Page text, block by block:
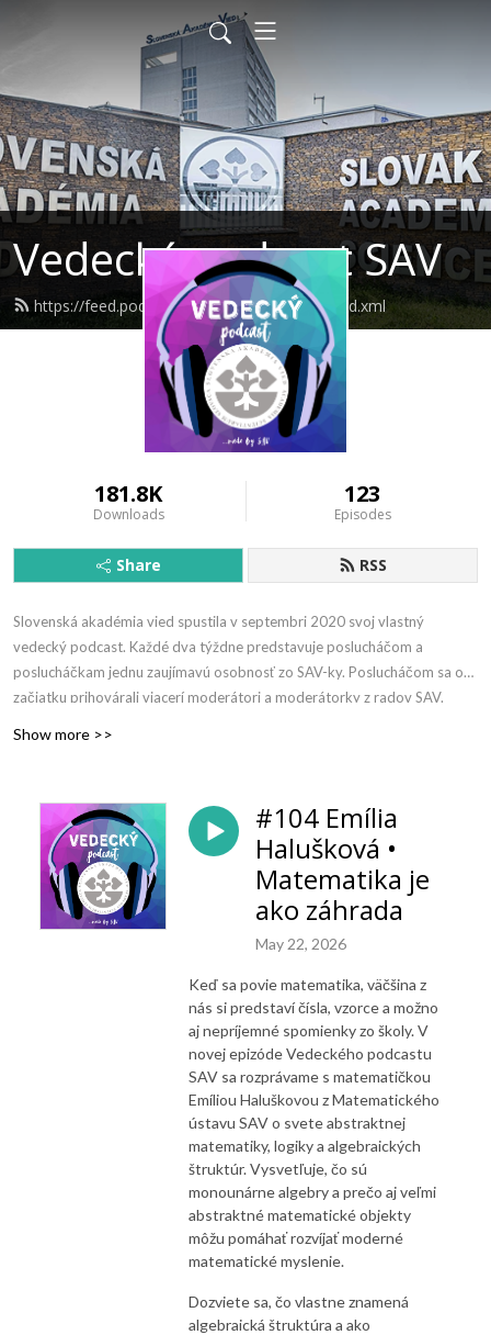
Vedecký podcast SAV
https://feed.podbean.com/akademiavied/feed.xml
181.8K
Downloads
123
Episodes
Share RSS
Slovenská akadémia vied spustila v septembri 2020 svoj vlastný
vedecký podcast. Každé dva týždne predstavuje poslucháčom a
poslucháčkam jednu zaujímavú osobnosť zo SAV-ky. Poslucháčom sa od
začiatku prihovárali viacerí moderátori a moderátorky z radov SAV.
antropológie SAV, v. v. i., a Peter Boháč z Ústavu anorganickej chémie
SAV, v. v. i. Moderátorov v tretej sérii podcastu doplnila Klara Kohoutová
z Centra spoločenských a psychologických vied SAV, v. v. i., ktorá
prinášala podcasty z prostredia vedeckých pracovísk v Košiciach,
Zvolene a Starej Lesnej. Vo štvrtej sérii sme podcast začali nahrávať v
nových priestoroch, v nahrávacom štúdiu SAV a pribudla ďalšia technická
kanála SAV. Od januára 2026 je moderátorom podcastu vedec,
anorganický chemik Peter Boháč.
Na Slovenskej akadémii vied pôsobia úžasní vedci a vedkyne a pracujú
na zaujímavých témach aj v špičkových svetových tímoch. Započúvajte
sa do ich príbehov a spoznajte ich fascinujúce výskumy.
Ak sa s nami chcete spojiť, zanechať nám svoj odkaz, podnet,
pripomienku či pozdrav, môžete tak urobiť na adrese
Show more >>
#104 Emília
Halušková •
Matematika je
ako záhrada
May 22, 2026
Keď sa povie matematika, väčšina z
nás si predstaví čísla, vzorce a možno
aj nepríjemné spomienky zo školy. V
novej epizóde Vedeckého podcastu
SAV sa rozprávame s matematičkou
Emíliou Haluškovou z Matematického
ústavu SAV o svete abstraktnej
matematiky, logiky a algebraických
štruktúr. Vysvetľuje, čo sú
monounárne algebry a prečo aj veľmi
abstraktné matematické objekty
môžu pomáhať rozvíjať moderné
matematické myslenie.
Dozviete sa, čo vlastne znamená
algebraická štruktúra a ako